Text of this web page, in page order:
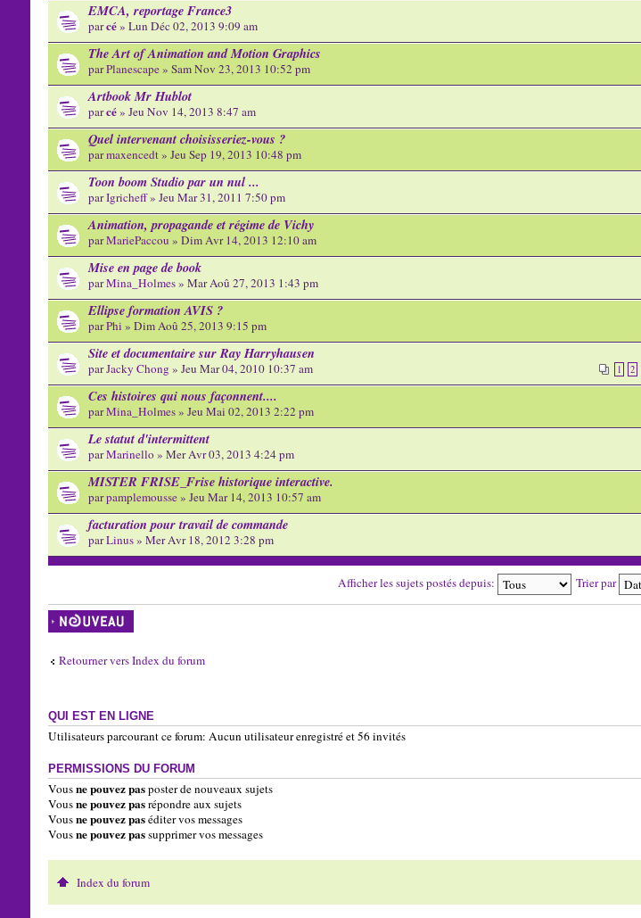
EMCA, reportage France3
parcé» Lun Déc 02, 2013 9:09 am
The Art of Animation and Motion Graphics
parPlanescape» Sam Nov 23, 2013 10:52 pm
Artbook Mr Hublot
parcé» Jeu Nov 14, 2013 8:47 am
Quel intervenant choisisseriez-vous ?
parmaxencedt» Jeu Sep 19, 2013 10:48 pm
Toon boom Studio par un nul ...
parIgricheff» Jeu Mar 31, 2011 7:50 pm
Animation, propagande et régime de Vichy
parMariePaccou » Dim Avr 14, 2013 12:10 am
Mise en page de book
parMina_Holmes» Mar Aoû 27, 2013 1:43 pm
Ellipse formation AVIS ?
parPhi » Dim Aoû 25, 2013 9:15 pm
Site et documentaire sur Ray Harryhausen
1 2
parJacky Chong » Jeu Mar 04, 2010 10:37 am
Ces histoires qui nous façonnent....
parMina_Holmes» Jeu Mai 02, 2013 2:22 pm
Le statut d'intermittent
parMarinello» Mer Avr 03, 2013 4:24 pm
MISTER FRISE_Frise historique interactive.
parpamplemousse» Jeu Mar 14, 2013 10:57 am
facturation pour travail de commande
parLinus» Mer Avr 18, 2012 3:28 pm
Afficher les sujets postés depuis: Trier par
Écrire un nouveau
sujet
Retourner vers Index du forum
QUI EST EN LIGNE
Utilisateurs parcourant ce forum: Aucun utilisateur enregistré et 56 invités
PERMISSIONS DU FORUM
Vousne pouvez pasposter de nouveaux sujets
Vousne pouvez pasrépondre aux sujets
Vousne pouvez paséditer vos messages
Vousne pouvez passupprimer vos messages
Index du forum